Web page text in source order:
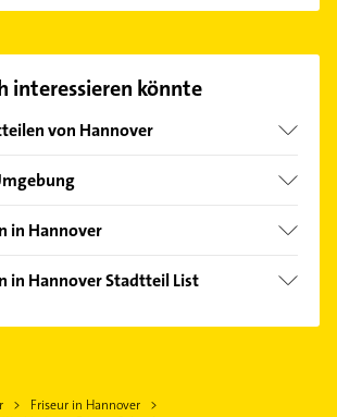
wie Adresse oder Mail in
.
interessieren könnte
von Hannover
in Hannover
in Hannover Stadtteil List
Friseur in Hannover